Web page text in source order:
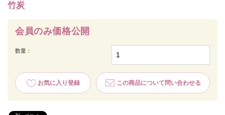
竹炭
会員のみ価格公開
数量：
お気に入り登録 この商品について問い合わせる